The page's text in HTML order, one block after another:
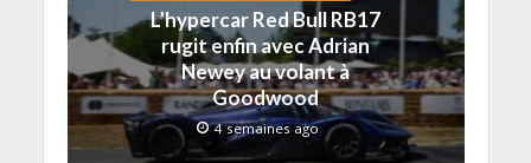
e
l
e
f
e
n
t
t
r
e
)
t
r
e
)
ê
t
r
e
)
r
e
)
L’hypercar Red Bull RB17
rugit enfin avec Adrian
Newey au volant à
Goodwood
4 semaines ago